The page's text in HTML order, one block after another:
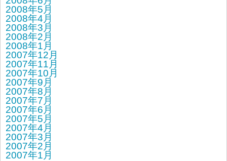
2008年5月
2008年4月
2008年3月
2008年2月
2008年1月
2007年12月
2007年11月
2007年10月
2007年9月
2007年8月
2007年7月
2007年6月
2007年5月
2007年4月
2007年3月
2007年2月
2007年1月